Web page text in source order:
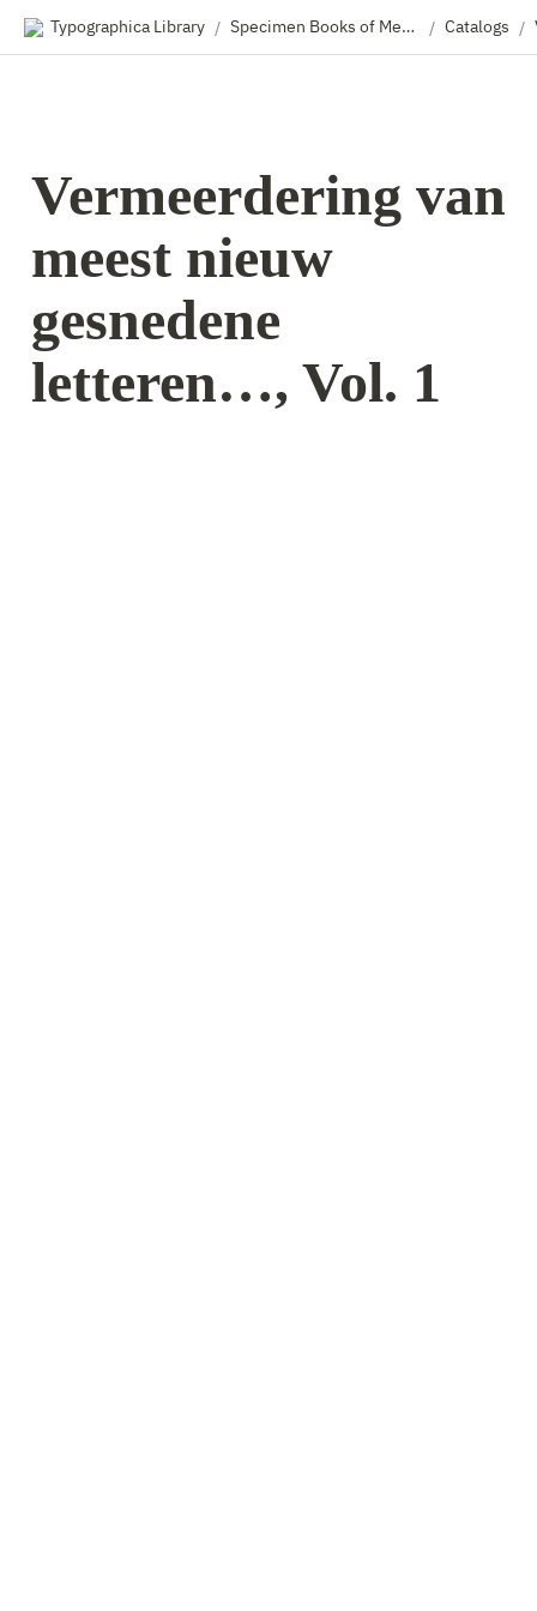
Typographica Library / Specimen Books of Metal & Wood Type / Catalogs /
Vermeerdering van
meest nieuw
gesnedene
letteren…, Vol. 1